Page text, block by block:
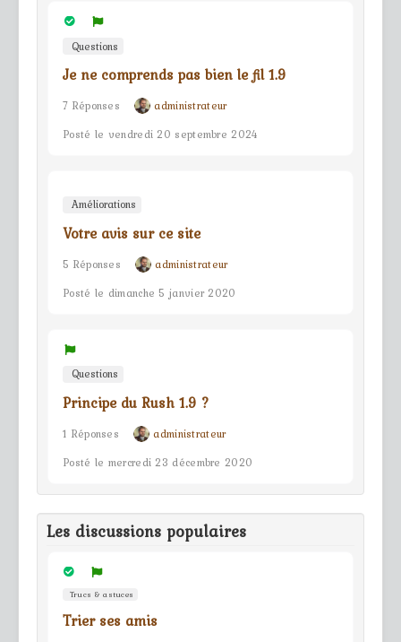
Questions
Je ne comprends pas bien le fil 1.9
7 Réponses
administrateur
Posté le vendredi 20 septembre 2024
Améliorations
Votre avis sur ce site
5 Réponses
administrateur
Posté le dimanche 5 janvier 2020
Questions
Principe du Rush 1.9 ?
1 Réponses
administrateur
Posté le mercredi 23 décembre 2020
Les discussions populaires
Trucs & astuces
Trier ses amis